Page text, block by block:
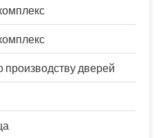
производству дверей